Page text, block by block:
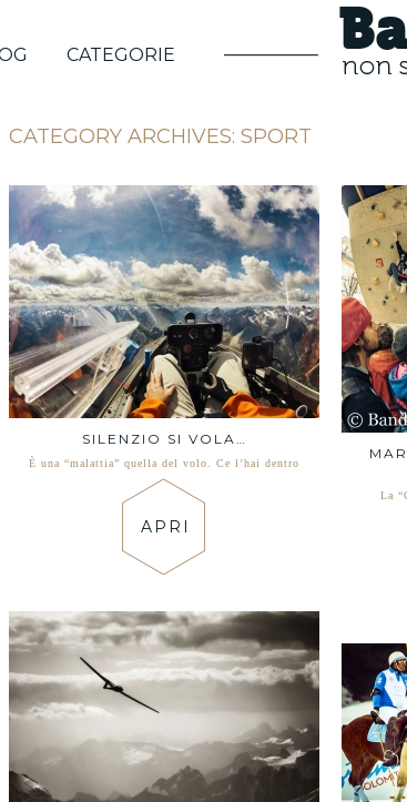
CATEGORIE
CATEGORY ARCHIVES: SPORT
SILENZIO SI VOLA…
È una “malattia” quella del volo. Ce l’hai dentro
APRI
La